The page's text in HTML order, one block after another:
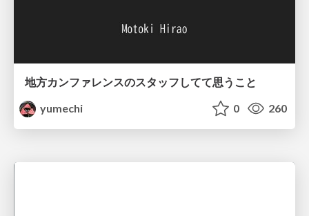
地方カンファレンスのスタッフしてて思うこと
yumechi
0 260